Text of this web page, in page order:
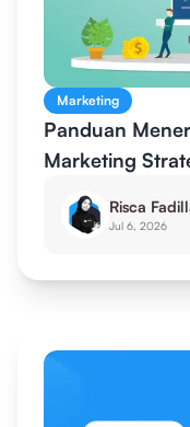
Marketing
Panduan
Marketing
Risca
Jul 6, 2026